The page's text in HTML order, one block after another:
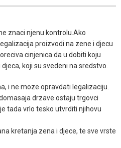
znaci njenu kontrolu.Ako
proizvodi na zene i djecu
cinjenica da u dobiti koju
koji su svedeni na sredstvo.
i ne moze opravdati legalizaciju.
drzave ostaju trgovci
tada vrlo tesko utvrditi njihovu
kretanja zena i djece, te sve vrste